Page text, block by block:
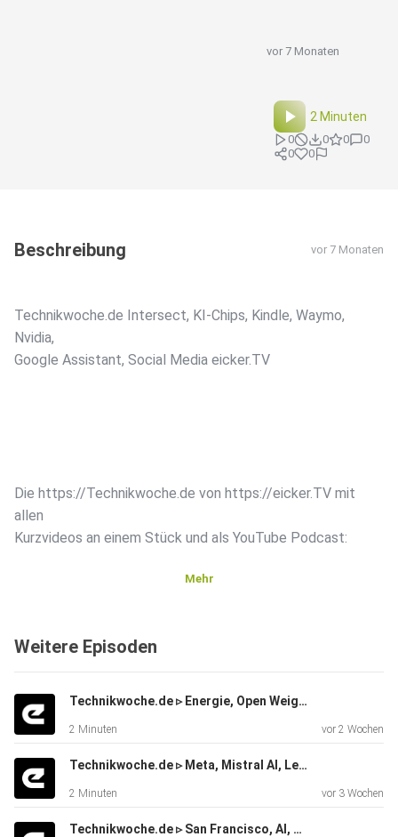
vor 7 Monaten
2 Minuten
0 0 0
0
0
0
Beschreibung vor 7 Monaten
Technikwoche.de Intersect, KI-Chips, Kindle, Waymo,
Nvidia,
Google Assistant, Social Media eicker.TV
Die https://Technikwoche.de von https://eicker.TV mit
allen
Kurzvideos an einem Stück und als YouTube Podcast:
#Rechenzentren Anbieter #Intersect für 4,75 Milliarden
Dollar und
sichert sich damit schneller wachsende Infrastruktur für KI.
Mehr
Weitere Episoden
Technikwoche.de ▹ Energie, Open Weight AI, AI Media, Social Media, OWAI, FOSAI, China AI ▹ eicker.TV
2 Minuten vor 2 Wochen
Technikwoche.de ▹ Meta, Mistral AI, Leo, Meta.AI, Meta Glasses, AI Agents, Open Weigth ▹ eicker.TV
2 Minuten vor 3 Wochen
Technikwoche.de ▹ San Francisco, AI, Google Maps, Drohnen, Meta, China AI, Stargate UK ▹ eicker.TV